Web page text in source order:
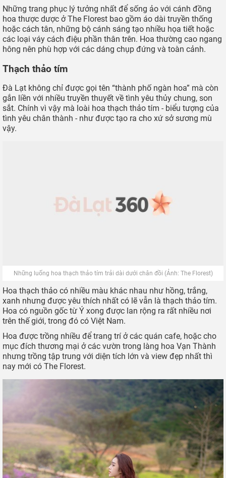
hoa thược dược ở The Florest bao gồm áo dài truyền thống
hoặc cách tân, những bộ cánh sáng tạo nhiều họa tiết hoặc
các loại váy cách điệu phần thân trên. Hoa thường cao ngang
gắn liền với nhiều truyền thuyết về tình yêu thủy chung, son
sắt. Chính vì vậy mà loài hoa thạch thảo tím - biểu tượng của
tình yêu chân thành - như được tạo ra cho xứ sở sương mù
vậy.